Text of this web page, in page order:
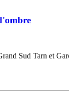
Sud Tarn et